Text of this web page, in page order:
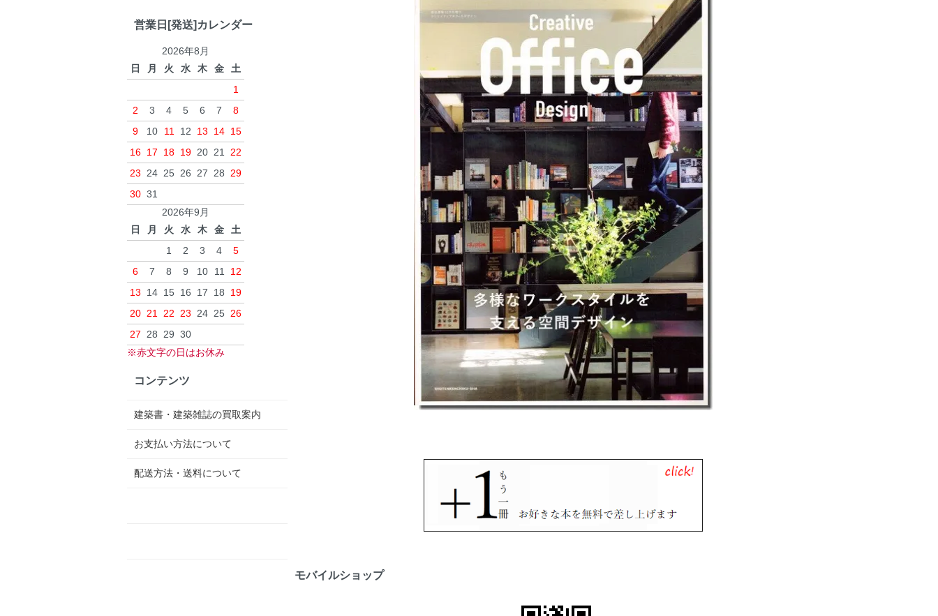
営業日[発送]カレンダー
2026年8月
日
月 火 水 木 金
土
1
2
3 4 5 6 7
8
9
10 11 12 13 14 15
16 17 18 19 20 21 22
23 24 25 26 27 28 29
30 31
2026年9月
日
月 火 水 木 金
土
1
2 3 4
5
6
7 8 9 10 11
12
13
14 15 16 17 18
19
20 21 22 23 24 25 26
27 28 29 30
※赤文字の日はお休み
コンテンツ
建築書・建築雑誌の買取案内
お支払い方法について
配送方法・送料について
モバイルショップ